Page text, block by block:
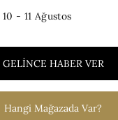
10 - 11 Ağustos
GELINCE HABER VER
Hangi Mağazada Var?